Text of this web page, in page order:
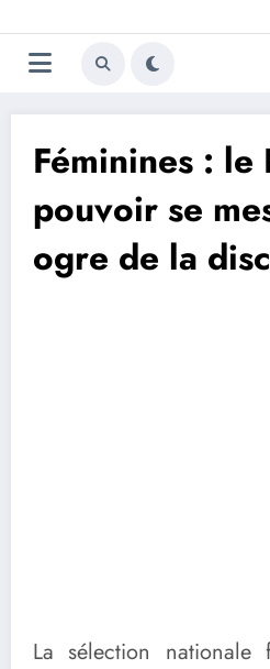
au
contenu
Féminines : le
pouvoir se
ogre de la
La sélection nationale